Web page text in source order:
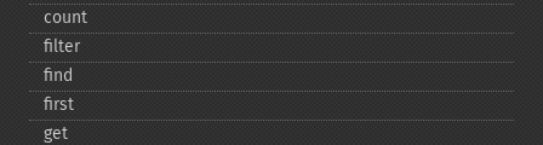
count
filter
find
first
get